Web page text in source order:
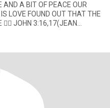
AND A BIT OF PEACE OUR
LOVE FOUND OUT THAT THE
👉🏽 JOHN 3:16,17(JEAN